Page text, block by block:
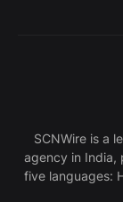
SCNWire is a
agency in India,
five languages: